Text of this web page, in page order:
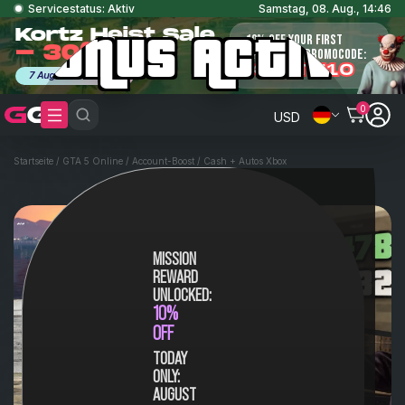
BONUS
MISSION
REWARD
UNLOCKED:
10%
OFF
TODAY
ONLY:
AUGUST
Servicestatus: Aktiv Samstag, 08. Aug., 14:46
Kortz Heist Sale
- 30% Off
7 August - 8 August
10% OFF YOUR FIRST
ORDER. USE PROMOCODE:
KORTZ10
USD
0
Startseite / GTA 5 Online / Account-Boost / Cash + Autos Xbox
cash+autos-
money-boost